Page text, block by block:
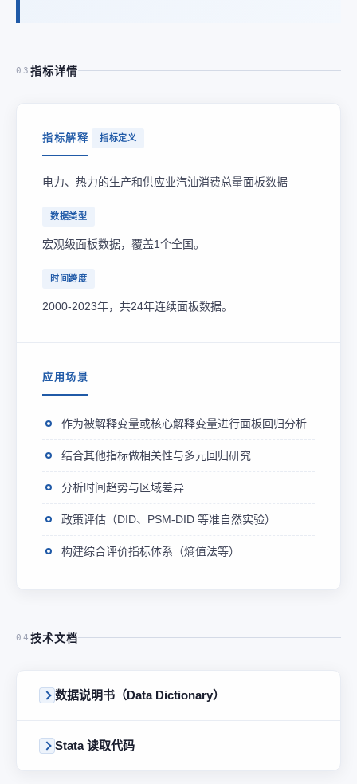
03 指标详情
指标解释 指标定义
电力、热力的生产和供应业汽油消费总量面板数据
数据类型
宏观级面板数据，覆盖1个全国。
时间跨度
2000-2023年，共24年连续面板数据。
应用场景
作为被解释变量或核心解释变量进行面板回归分析
结合其他指标做相关性与多元回归研究
分析时间趋势与区域差异
政策评估（DID、PSM-DID 等准自然实验）
构建综合评价指标体系（熵值法等）
04 技术文档
数据说明书（Data Dictionary）
Stata 读取代码